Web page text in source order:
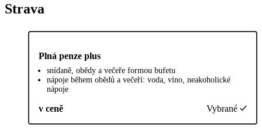
Strava
Plná penze plus
snídaně, obědy a večeře formou bufetu
nápoje během obědů a večeří: voda, víno, neakoholické
nápoje
v ceně Vybrané